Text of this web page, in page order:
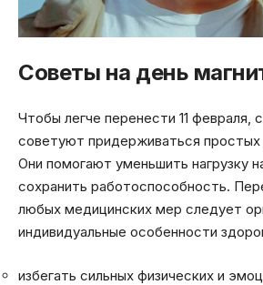
Советы на день
Чтобы легче перенести 11 февраля,
советуют придерживаться
Они помогают уменьшить нагрузку
сохранить работоспособность.
любых медицинских мер следует
индивидуальные особенности
избегать сильных физических и